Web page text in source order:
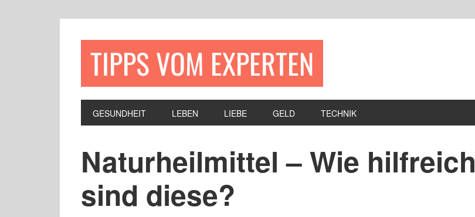
TIPPS VOM EXPERTEN
GESUNDHEIT LEBEN LIEBE GELD TECHNIK
Naturheilmittel – Wie hilfreich
sind diese?